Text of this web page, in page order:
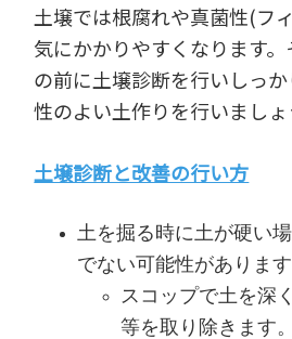
土壌では根腐れや真菌性(フ
気にかかりやすくなります
の前に土壌診断を行いしっ
性のよい土作りを行いましょ
土壌診断と改善の行い方
土を掘る時に土が硬い
でない可能性があります
スコップで土を深
等を取り除きます。